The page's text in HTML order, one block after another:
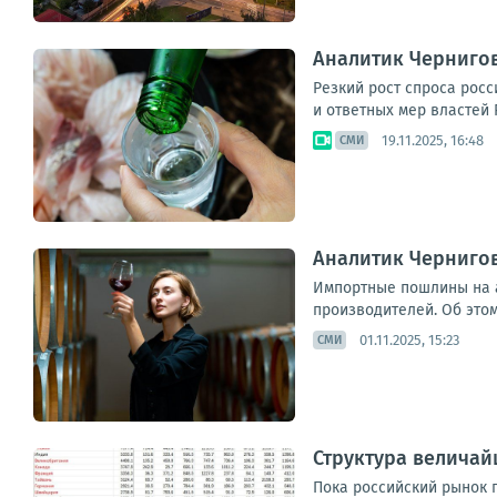
Аналитик
Резкий рост спроса
и ответных мер
СМИ 19.11.2025, 16:48
Аналитик
Импортные пошлины на
производителей. Об
СМИ 01.11.2025, 15:23
Структура
Пока российский рынок